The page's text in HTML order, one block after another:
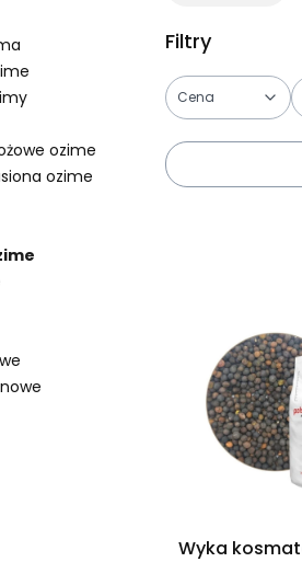
ozime
ozime
Filtry
Cena
Koniec filtrów
Wyka